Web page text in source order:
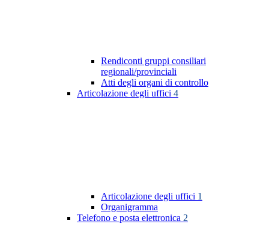
Rendiconti gruppi consiliari
regionali/provinciali
Atti degli organi di controllo
Articolazione degli uffici 4
Articolazione degli uffici 1
Organigramma
Telefono e posta elettronica 2